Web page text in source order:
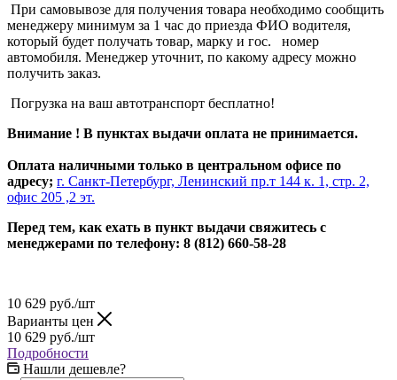
При самовывозе для получения товара необходимо сообщить
менеджеру минимум за 1 час до приезда ФИО водителя,
который будет получать товар, марку и гос. номер
автомобиля. Менеджер уточнит, по какому адресу можно
получить заказ.
Погрузка на ваш автотранспорт бесплатно!
Внимание ! В пунктах выдачи оплата не принимается.
Оплата наличными только в центральном офисе по
адресу; г. Санкт-Петербург, Ленинский пр.т 144 к. 1, стр. 2,
офис 205 ,2 эт.
Перед тем, как ехать в пункт выдачи свяжитесь с
менеджерами по телефону: 8 (812) 660-58-28
10 629 руб./шт
Варианты цен
10 629 руб./шт
Подробности
Нашли дешевле?